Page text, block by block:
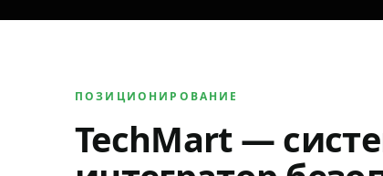
ПОЗИЦИОНИРОВАНИЕ
TechMart —